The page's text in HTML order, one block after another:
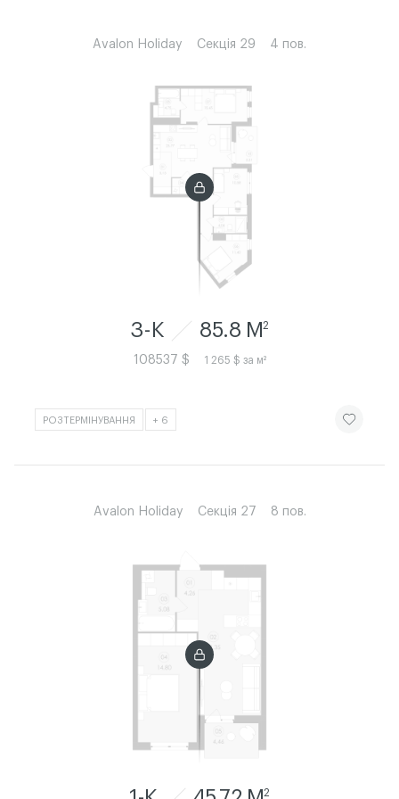
Avalon Holiday Секція 29 4 пов.
3-К 85.8 M2
108537 $ 1 265 $ за м²
РОЗТЕРМІНУВАННЯ + 6 ЧИТАТИ
Avalon Holiday Секція 27 8 пов.
2